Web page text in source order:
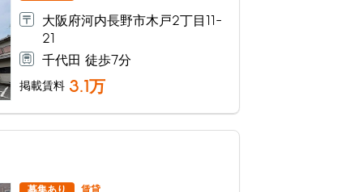
大阪府河内長野市木戸2丁目11-
21
千代田 徒歩7分
掲載賃料 3.1万
募集あり 賃貸